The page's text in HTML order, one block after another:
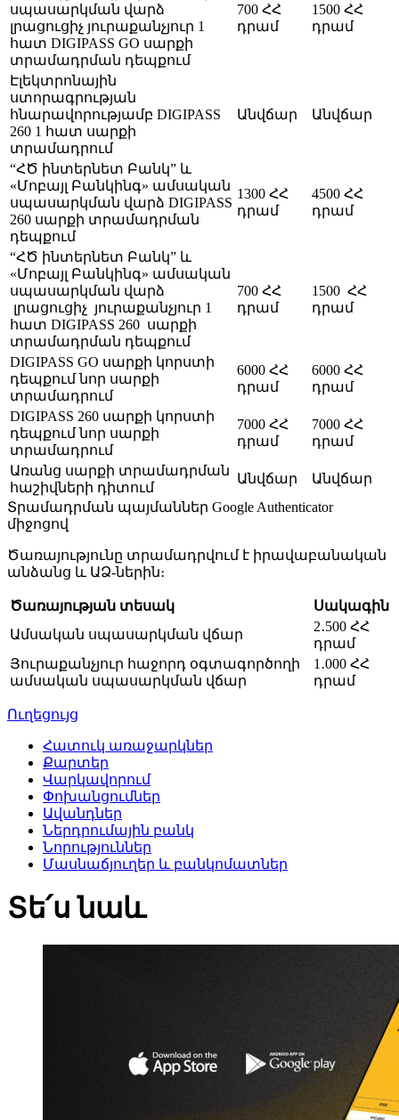
սպասարկման վարձ
լրացուցիչ յուրաքանչյուր 1
հատ DIGIPASS GO սարքի
տրամադրման դեպքում
700 ՀՀ
դրամ
1500 ՀՀ
դրամ
Էլեկտրոնային
ստորագրության
հնարավորությամբ DIGIPASS
260 1 հատ սարքի
տրամադրում
Անվճար Անվճար
“ՀԾ ինտերնետ Բանկ” և
«Մոբայլ Բանկինգ» ամսական
սպասարկման վարձ DIGIPASS
260 սարքի տրամադրման
դեպքում
1300 ՀՀ
դրամ
4500 ՀՀ
դրամ
“ՀԾ ինտերնետ Բանկ” և
«Մոբայլ Բանկինգ» ամսական
սպասարկման վարձ
լրացուցիչ յուրաքանչյուր 1
հատ DIGIPASS 260 սարքի
տրամադրման դեպքում
700 ՀՀ
դրամ
1500 ՀՀ
դրամ
DIGIPASS GO սարքի կորստի
դեպքում նոր սարքի
տրամադրում
6000 ՀՀ
դրամ
6000 ՀՀ
դրամ
DIGIPASS 260 սարքի կորստի
դեպքում նոր սարքի
տրամադրում
7000 ՀՀ
դրամ
7000 ՀՀ
դրամ
Առանց սարքի տրամադրման
հաշիվների դիտում
Անվճար
Անվճար
Տրամադրման պայմաններ Google Authenticator
միջոցով
Ծառայությունը տրամադրվում է իրավաբանական
անձանց և ԱՁ-ներին։
Ծառայության տեսակ
Սակագին
Ամսական սպասարկման վճար
2․500 ՀՀ
դրամ
Յուրաքանչյուր հաջորդ օգտագործողի
ամսական սպասարկման վճար
1․000 ՀՀ
դրամ
Ուղեցույց
Հատուկ առաջարկներ
Քարտեր
Վարկավորում
Փոխանցումներ
Ավանդներ
Ներդրումային բանկ
Նորություններ
Մասնաճյուղեր և բանկոմատներ
Տե՛ս նաև